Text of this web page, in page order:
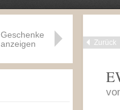
Zurück
Geschenke
anzeigen